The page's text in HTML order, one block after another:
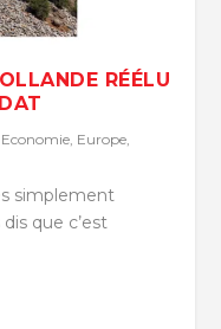
RÉÉLU
Economie Europe
simplement
que c’est